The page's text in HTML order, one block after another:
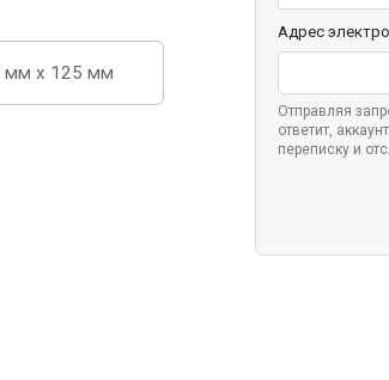
мм x 125 мм
Адрес
Отправляя
ответит,
переписку и